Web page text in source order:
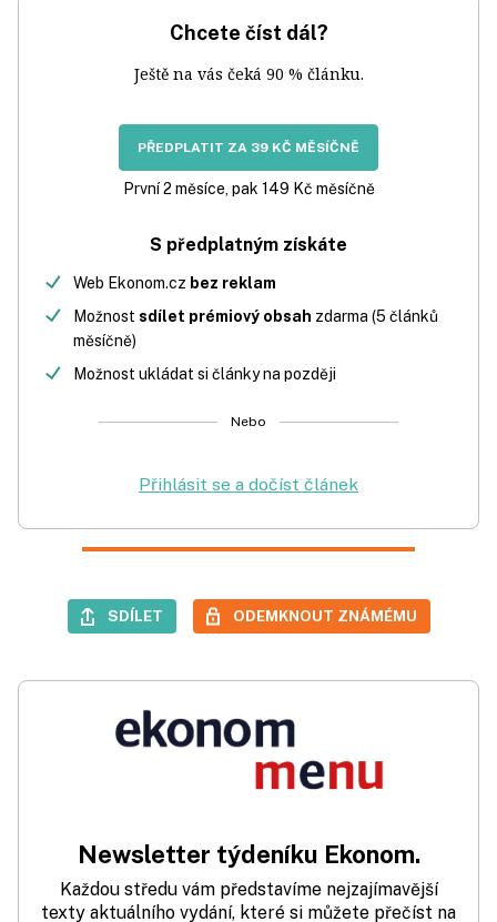
Chcete číst dál?
Ještě na vás čeká 90 % článku.
PŘEDPLATIT ZA 39 KČ MĚSÍČNĚ
První 2 měsíce, pak 149 Kč měsíčně
S předplatným získáte
Web Ekonom.cz bez reklam
Možnost sdílet prémiový obsah zdarma (5 článků
měsíčně)
Možnost ukládat si články na později
Nebo
Přihlásit se a dočíst článek
SDÍLET ODEMKNOUT ZNÁMÉMU
Newsletter týdeníku Ekonom.
Každou středu vám představíme nejzajímavější
texty aktuálního vydání, které si můžete přečíst na